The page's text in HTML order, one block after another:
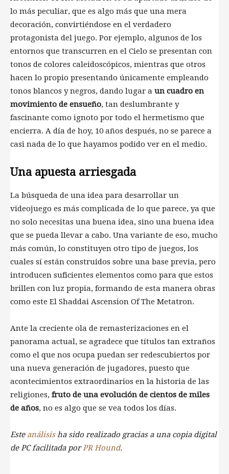
lo más peculiar, que es algo más que una mera
decoración, convirtiéndose en el verdadero
protagonista del juego. Por ejemplo, algunos de los
entornos que transcurren en el Cielo se presentan con
tonos de colores caleidoscópicos, mientras que otros
hacen lo propio presentando únicamente empleando
tonos blancos y negros, dando lugar a un cuadro en
movimiento de ensueño, tan deslumbrante y
fascinante como ignoto por todo el hermetismo que
encierra. A día de hoy, 10 años después, no se parece a
casi nada de lo que hayamos podido ver en el medio.
Una apuesta arriesgada
La búsqueda de una idea para desarrollar un
videojuego es más complicada de lo que parece, ya que
no solo necesitas una buena idea, sino una buena idea
que se pueda llevar a cabo. Una variante de eso, mucho
más común, lo constituyen otro tipo de juegos, los
cuales sí están construidos sobre una base previa, pero
introducen suficientes elementos como para que estos
brillen con luz propia, formando de esta manera obras
como este El Shaddai Ascension Of The Metatron.
Ante la creciente ola de remasterizaciones en el
panorama actual, se agradece que títulos tan extraños
como el que nos ocupa puedan ser redescubiertos por
una nueva generación de jugadores, puesto que
acontecimientos extraordinarios en la historia de las
religiones, fruto de una evolución de cientos de miles
de años, no es algo que se vea todos los días.
Este análisisha sido realizado gracias a una copia digital
de PC facilitada por PR Hound.